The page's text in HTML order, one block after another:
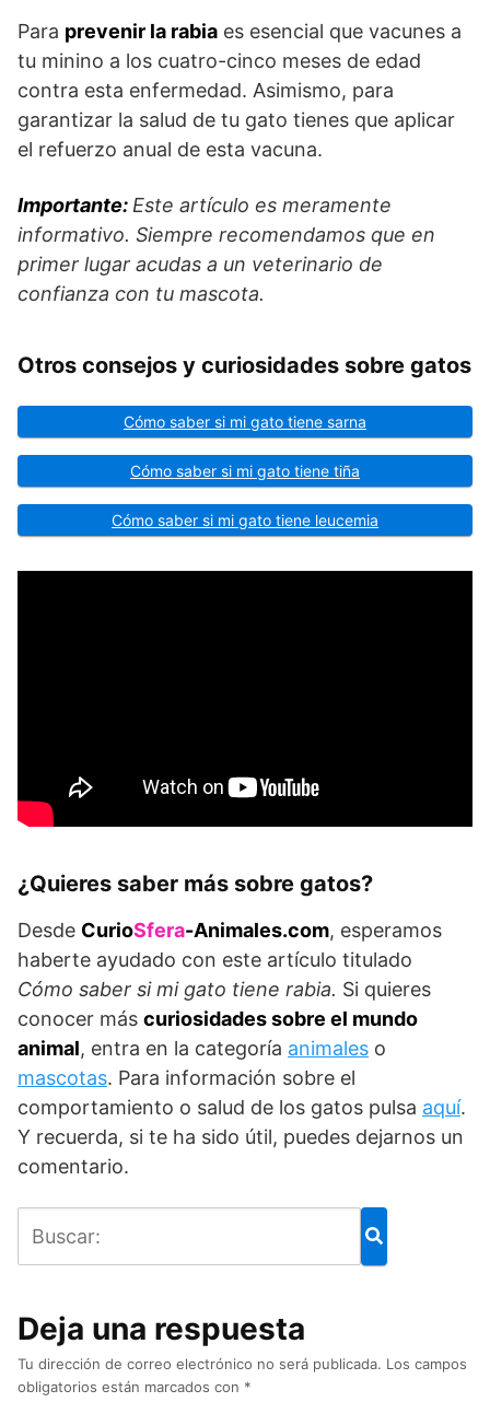
Para prevenir la rabia es esencial que vacunes a
tu minino a los cuatro-cinco meses de edad
contra esta enfermedad. Asimismo, para
garantizar la salud de tu gato tienes que aplicar
el refuerzo anual de esta vacuna.
Importante: Este artículo es meramente
informativo. Siempre recomendamos que en
primer lugar acudas a un veterinario de
confianza con tu mascota.
Otros consejos y curiosidades sobre gatos
Cómo saber si mi gato tiene sarna
Cómo saber si mi gato tiene tiña
Cómo saber si mi gato tiene leucemia
¿Quieres saber más sobre gatos?
Desde CurioSfera-Animales.com, esperamos
haberte ayudado con este artículo titulado
Cómo saber si mi gato tiene rabia. Si quieres
conocer más curiosidades sobre el mundo
animal, entra en la categoría animales o
mascotas. Para información sobre el
comportamiento o salud de los gatos pulsa aquí.
Y recuerda, si te ha sido útil, puedes dejarnos un
comentario.
Deja una respuesta
Tu dirección de correo electrónico no será publicada. Los campos
obligatorios están marcados con *